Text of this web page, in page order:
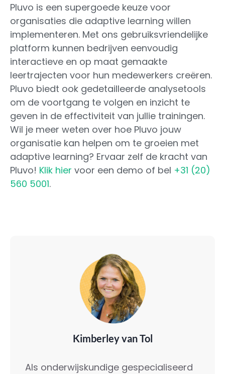
Pluvo is een supergoede keuze voor
organisaties die adaptive learning willen
implementeren. Met ons gebruiksvriendelijke
platform kunnen bedrijven eenvoudig
interactieve en op maat gemaakte
leertrajecten voor hun medewerkers creëren.
Pluvo biedt ook gedetailleerde analysetools
om de voortgang te volgen en inzicht te
geven in de effectiviteit van jullie trainingen.
Wil je meer weten over hoe Pluvo jouw
organisatie kan helpen om te groeien met
adaptive learning? Ervaar zelf de kracht van
Pluvo! Klik hier voor een demo of bel +31 (20)
560 5001.
Kimberley van Tol
Als onderwijskundige gespecialiseerd